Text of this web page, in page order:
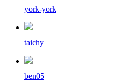
york-york
taichy
ben05